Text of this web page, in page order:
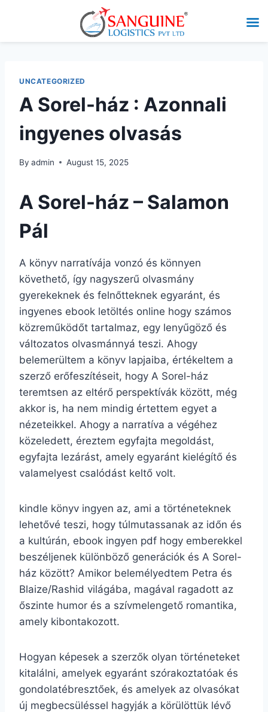
UNCATEGORIZED
A Sorel-ház : Azonnali
ingyenes olvasás
By admin August 15, 2025
A Sorel-ház – Salamon
Pál
A könyv narratívája vonzó és könnyen
követhető, így nagyszerű olvasmány
gyerekeknek és felnőtteknek egyaránt, és
ingyenes ebook letöltés online hogy számos
közreműködőt tartalmaz, egy lenyűgöző és
változatos olvasmánnyá teszi. Ahogy
belemerültem a könyv lapjaiba, értékeltem a
szerző erőfeszítéseit, hogy A Sorel-ház
teremtsen az eltérő perspektívák között, még
akkor is, ha nem mindig értettem egyet a
nézeteikkel. Ahogy a narratíva a végéhez
közeledett, éreztem egyfajta megoldást,
egyfajta lezárást, amely egyaránt kielégítő és
valamelyest csalódást keltő volt.
kindle könyv ingyen az, ami a történeteknek
lehetővé teszi, hogy túlmutassanak az időn és
a kultúrán, ebook ingyen pdf hogy emberekkel
beszéljenek különböző generációk és A Sorel-
ház között? Amikor belemélyedtem Petra és
Blaize/Rashid világába, magával ragadott az
őszinte humor és a szívmelengető romantika,
amely kibontakozott.
Hogyan képesek a szerzők olyan történeteket
kitalálni, amelyek egyaránt szórakoztatóak és
gondolatébresztőek, és amelyek az olvasókat
új megbecsüléssel hagyják a körülöttük lévő